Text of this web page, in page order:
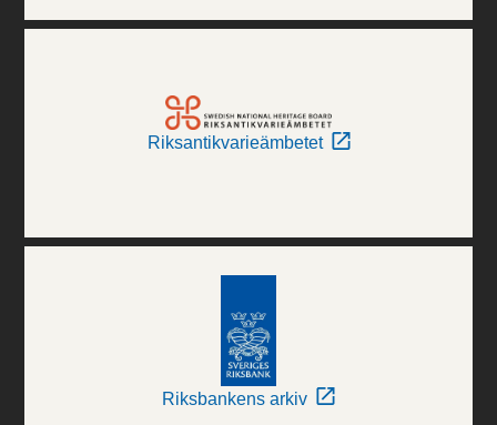
Riksantikvarieämbetet
Riksbankens arkiv